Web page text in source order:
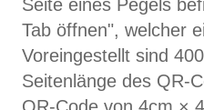
Seite eines Pegels
Tab öffnen", welcher
Voreingestellt sind
Seitenlänge des QR-